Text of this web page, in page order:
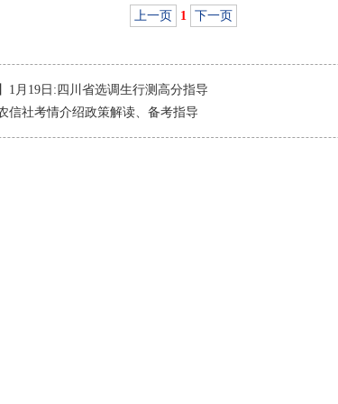
上一页 1
下一页
1月19日:四川省选调生行测高分指导
信社考情介绍政策解读、备考指导